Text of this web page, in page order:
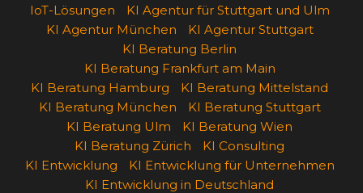
IoT-Lösungen
KI Agentur für Stuttgart und Ulm
KI Agentur München
KI Agentur Stuttgart
KI Beratung Berlin
KI Beratung Frankfurt am Main
KI Beratung Hamburg
KI Beratung Mittelstand
KI Beratung München
KI Beratung Stuttgart
KI Beratung Ulm
KI Beratung Wien
KI Beratung Zürich
KI Consulting
KI Entwicklung
KI Entwicklung für Unternehmen
KI Entwicklung in Deutschland